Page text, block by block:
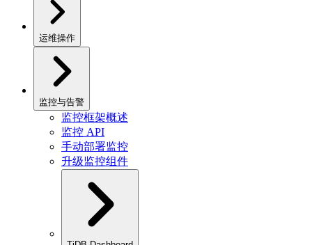
运维操作
监控与告警
监控框架概述
监控 API
手动部署监控
升级监控组件